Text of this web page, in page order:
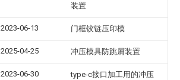
装置
2023-06-13 门框铰链压印模
2025-04-25 冲压模具防跳屑装置
2023-06-30
type-c接口加工用的冲压